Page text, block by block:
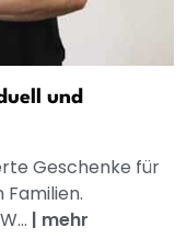
und
Geschenke für
| mehr